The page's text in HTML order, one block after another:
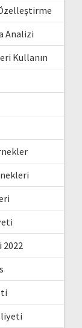
Analizi
Kullanın